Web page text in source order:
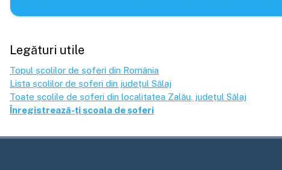
Legături utile
Topul școlilor de șoferi din România
Lista școlilor de șoferi din județul Sălaj
Toate școlile de șoferi din localitatea Zalău , județul Sălaj
Înregistrează-ți școala de șoferi